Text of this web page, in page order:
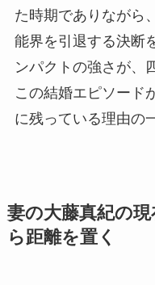
た時期でありながら
能界を引退する決断
ンパクトの強さが、
この結婚エピソード
に残っている理由の
妻の大藤真紀の
ら距離を置く